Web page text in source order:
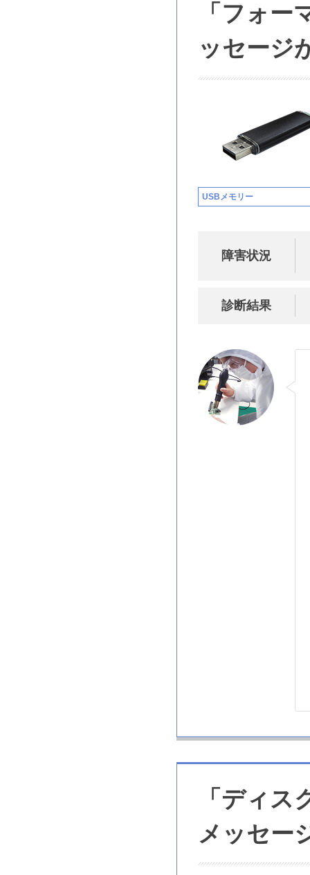
「フォ
ッセージ
USBメモリー
障害状況
診断結果
「ディ
メッセー